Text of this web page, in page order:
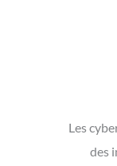
Les
des